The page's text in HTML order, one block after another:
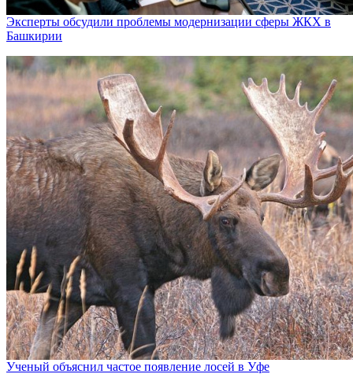
Эксперты обсудили проблемы модернизации сферы ЖКХ в
Башкирии
Ученый объяснил частое появление лосей в Уфе